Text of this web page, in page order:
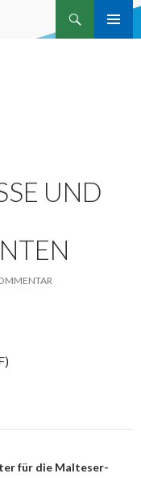
Bürgervertretung
UND I
für die Malteser-